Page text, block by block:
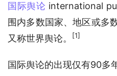
国际舆论 international
围内多数国家、地区或多
又称世界舆论。
[1]
国际舆论的出现仅有90多